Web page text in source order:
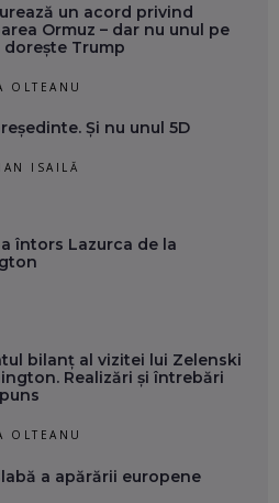
un acord privind
Ormuz – dar nu unul pe
dorește Trump
OLTEANU
Și nu unul 5D
ISAILĂ
întors Lazurca de la
bilanț al vizitei lui Zelenski
Realizări și întrebări
OLTEANU
a apărării europene